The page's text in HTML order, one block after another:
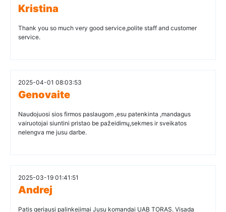
Kristina
Thank you so much very good service,polite staff and customer
service.
2025-04-01 08:03:53
Genovaite
Naudojuosi sios firmos paslaugom ,esu patenkinta ,mandagus
vairuotojai siuntini pristao be pažeidimų,sekmes ir sveikatos
nelengva me jusu darbe.
2025-03-19 01:41:51
Andrej
Patis geriausi palinkejimai Jusu komandai UAB TORAS. Visada